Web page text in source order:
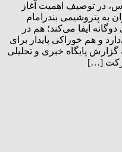
در توصیف اهمیت آغاز
به پتروشیمی بندرامام
ایفا می‌کند؛ هم در
و هم خوراکی پایدار برای
پایگاه خبری و تحلیلی
[…]